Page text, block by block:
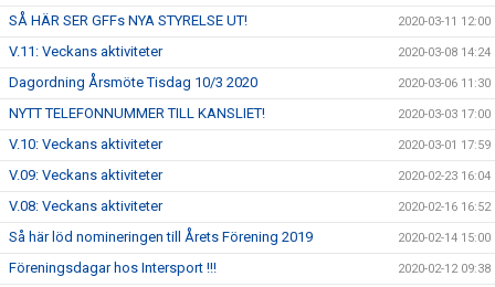
SÅ HÄR SER GFFs NYA STYRELSE UT! 2020-03-11 12:00
V.11: Veckans aktiviteter 2020-03-08 14:24
Dagordning Årsmöte Tisdag 10/3 2020 2020-03-06 11:30
NYTT TELEFONNUMMER TILL KANSLIET! 2020-03-03 17:00
V.10: Veckans aktiviteter 2020-03-01 17:59
V.09: Veckans aktiviteter 2020-02-23 16:04
V.08: Veckans aktiviteter 2020-02-16 16:52
Så här löd nomineringen till Årets Förening 2019 2020-02-14 15:00
Föreningsdagar hos Intersport !!! 2020-02-12 09:38